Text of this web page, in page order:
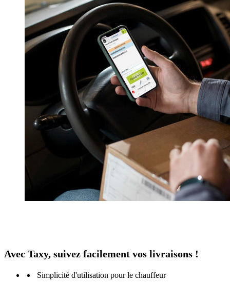
Avec Taxy, suivez facilement vos livraisons !
Simplicité d'utilisation pour le chauffeur